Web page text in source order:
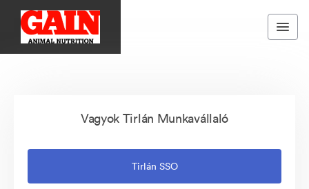
Vagyok Tirlán Munkavállaló
Tirlán SSO